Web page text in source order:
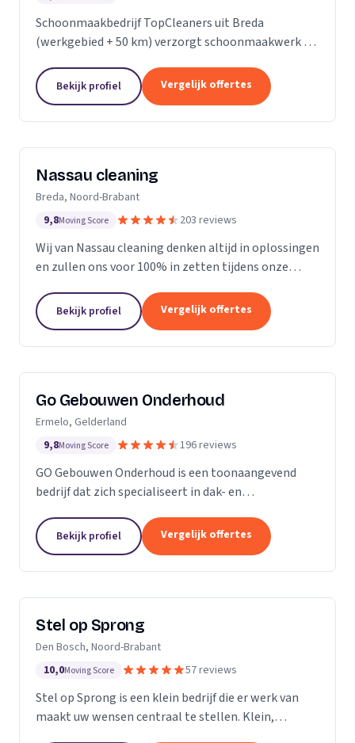
Schoonmaakbedrijf TopCleaners uit Breda
(werkgebied + 50 km) verzorgt schoonmaakwerk bij
enthousiaste en vak geschoolde schoonmakers. Wij
leveren...
Bekijk profiel Vergelijk offertes
Nassau cleaning
Breda, Noord-Brabant
9,8Moving Score 203 reviews
Wij van Nassau cleaning denken altijd in oplossingen
en zullen ons voor 100% in zetten tijdens onze
Bekijk profiel Vergelijk offertes
Go Gebouwen Onderhoud
Ermelo, Gelderland
9,8Moving Score 196 reviews
GO Gebouwen Onderhoud is een toonaangevend
bedrijf dat zich specialiseert in dak- en
samenhangt. Met onze vakkundige aanpak zorgen
we ervoor dat uw pand...
Bekijk profiel Vergelijk offertes
Stel op Sprong
Den Bosch, Noord-Brabant
10,0Moving Score 57 reviews
Stel op Sprong is een klein bedrijf die er werk van
maakt uw wensen centraal te stellen. Klein,